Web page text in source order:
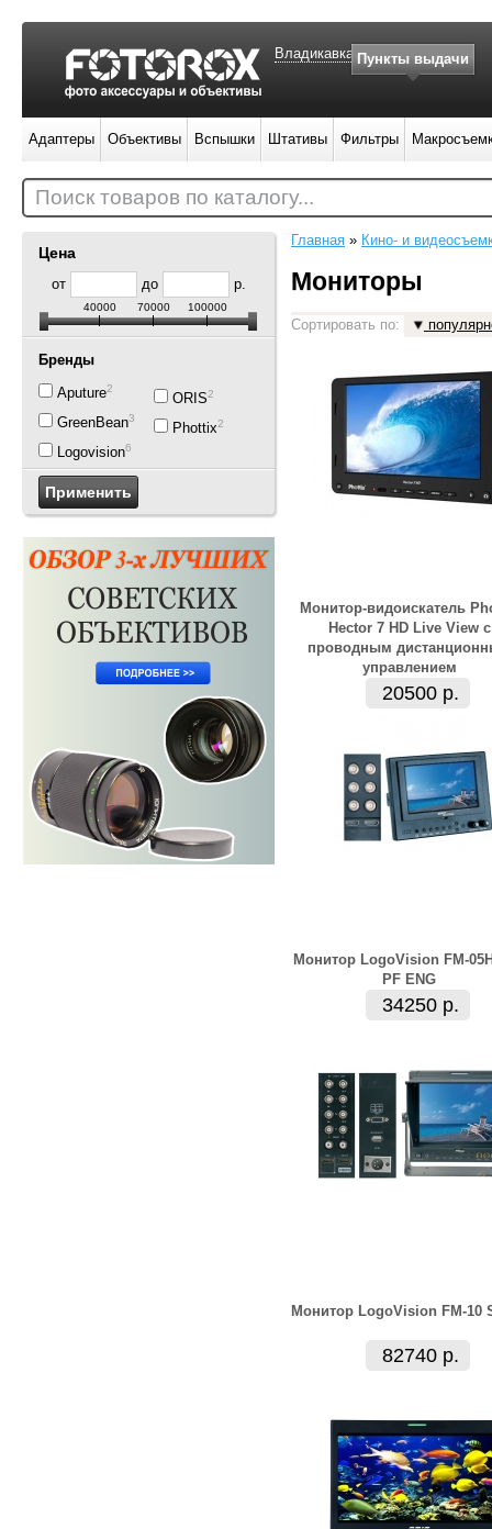
Цена
от до р.
40000 70000 100000
Бренды
Aputure2
GreenBean3
Logovision6
ORIS2
Phottix2
Главная » Кино- и
Мониторы
Сортировать по:
Монитор-видоискатель
Hector 7 HD Live View с
проводным
управлением
20500 р.
Монитор LogoVision FM-
PF ENG
34250 р.
Монитор LogoVision FM-10
82740 р.
ВладикавказПункты выдачи
Адаптеры Объективы Вспышки Штативы Фильтры
Поиск товаров по каталогу...